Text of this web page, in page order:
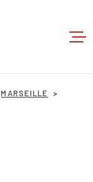
ACCUEIL
MARSEILLE